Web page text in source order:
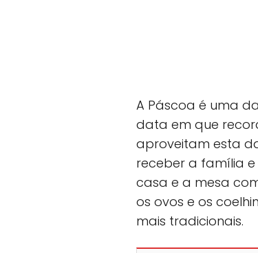
A Páscoa é uma
data em que
aproveitam esta
receber a família
casa e a mesa
os ovos e os
mais tradicionais.